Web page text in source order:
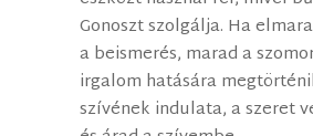
Gonoszt szolgálja. Ha
a beismerés, marad a
irgalom hatására
szívének indulata, a szeret